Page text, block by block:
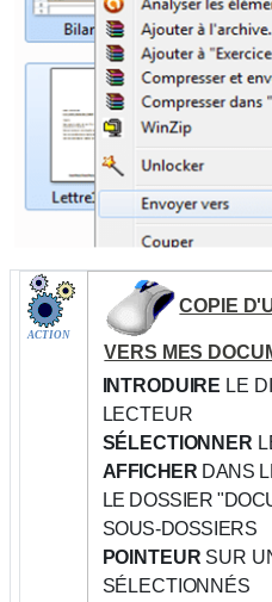
ACTION
COPIE
VERS MES
INTRODUIRE LE
LECTEUR
SÉLECTIONNER
AFFICHER DANS
LE DOSSIER
SOUS-DOSSIERS
POINTEUR SUR
SÉLECTIONNÉS